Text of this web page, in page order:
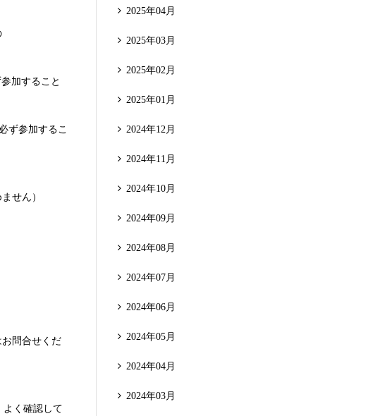
加すること
ず参加するこ
せん）
問合せくだ
く確認して
2025年04月
2025年03月
2025年02月
2025年01月
2024年12月
2024年11月
2024年10月
2024年09月
2024年08月
2024年07月
2024年06月
2024年05月
2024年04月
2024年03月